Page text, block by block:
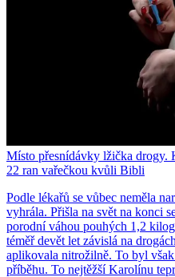
Místo přesnídávky lžička drogy.
22 ran vařečkou kvůli Bibli
Podle lékařů se vůbec neměla
vyhrála. Přišla na svět na konci
porodní váhou pouhých 1,2
téměř devět let závislá na
aplikovala nitrožilně. To byl
příběhu. To nejtěžší Karolínu